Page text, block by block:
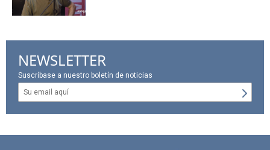
NEWSLETTER
Suscríbase a nuestro boletín de noticias